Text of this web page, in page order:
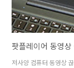
팟플레이어 동영
저사양 컴퓨터 동영상